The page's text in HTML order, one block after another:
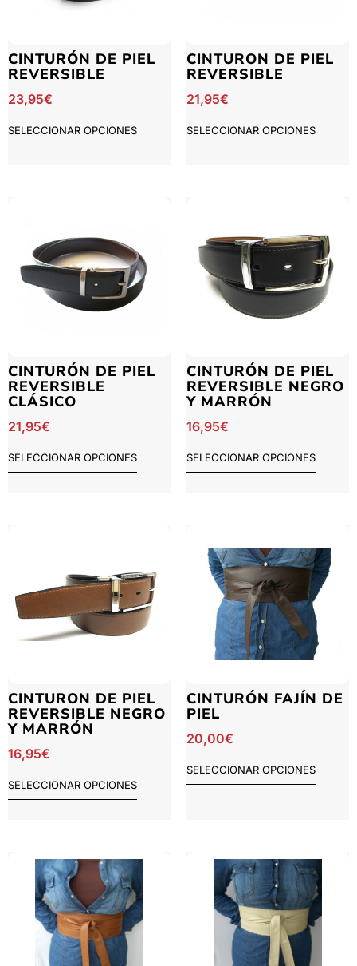
CINTURÓN DE PIEL
REVERSIBLE
23,95€
SELECCIONAR OPCIONES
CINTURON DE PIEL
REVERSIBLE
21,95€
SELECCIONAR OPCIONES
CINTURÓN DE PIEL
REVERSIBLE
CLÁSICO
21,95€
SELECCIONAR OPCIONES
CINTURÓN DE PIEL
REVERSIBLE NEGRO
Y MARRÓN
16,95€
SELECCIONAR OPCIONES
CINTURON DE PIEL
REVERSIBLE NEGRO
Y MARRÓN
16,95€
SELECCIONAR OPCIONES
CINTURÓN FAJÍN DE
PIEL
20,00€
SELECCIONAR OPCIONES